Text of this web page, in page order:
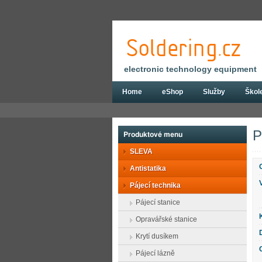
Produktové menu
SLEVA
Antistatika
Pájecí technika
Pájecí stanice
Opravářské stanice
Krytí dusíkem
Pájecí lázně
electronic technology equipment
Home eShop Služby